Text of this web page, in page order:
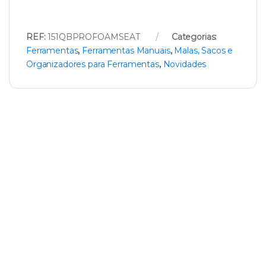
REF:151QBPROFOAMSEAT
Categorias:
Ferramentas, Ferramentas Manuais, Malas, Sacos e
Organizadores para Ferramentas, Novidades